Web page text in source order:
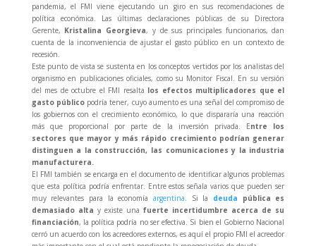
pandemia, el FMI viene ejecutando un giro en sus recomendaciones de
política económica. Las últimas declaraciones públicas de su Directora
Gerente, Kristalina Georgieva, y de sus principales funcionarios, dan
cuenta de la inconveniencia de ajustar el gasto público en un contexto de
recesión.
Este punto de vista se sustenta en los conceptos vertidos por los analistas del
organismo en publicaciones oficiales, como su Monitor Fiscal. En su versión
del mes de octubre el FMI resalta los efectos multiplicadores que el
gasto público podría tener, cuyo aumento es una señal del compromiso de
los gobiernos con el crecimiento económico, lo que dispararía una reacción
más que proporcional por parte de la inversión privada. Entre los
sectores que mayor y más rápido crecimiento podrían generar
distinguen a la construcción, las comunicaciones y la industria
manufacturera.
El FMI también se encarga en el documento de identificar algunos problemas
que esta política podría enfrentar. Entre estos señala varios que pueden ser
muy relevantes para la economía argentina. Si la deuda pública es
demasiado alta y existe una fuerte incertidumbre acerca de su
financiación, la política podría no ser efectiva. Si bien el Gobierno Nacional
cerró un acuerdo con los acreedores externos, es aquí el propio FMI el acreedor